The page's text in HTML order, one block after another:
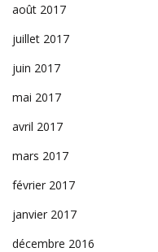
août 2017
juillet 2017
juin 2017
mai 2017
avril 2017
mars 2017
février 2017
janvier 2017
décembre 2016